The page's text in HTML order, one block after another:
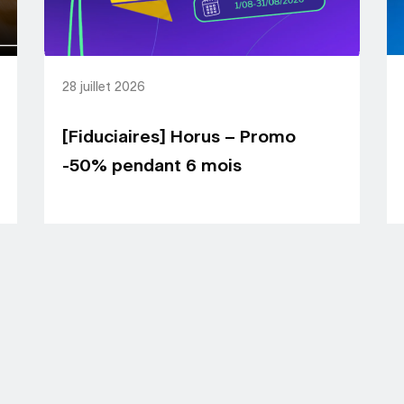
[Fiduciaires] Horus – Promo
-50% pendant 6 mois
28 juillet 2026